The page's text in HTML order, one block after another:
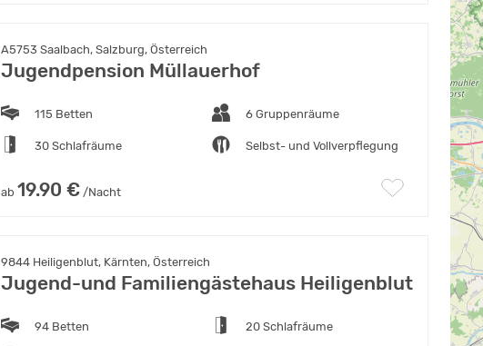
A5753 Saalbach, Salzburg, Österreich
Jugendpension Müllauerhof
115 Betten 6 Gruppenräume
30 Schlafräume Selbst- und Vollverpflegung
ab 19.90 € /Nacht
9844 Heiligenblut, Kärnten, Österreich
Jugend-und Familiengästehaus Heiligenblut
94 Betten 20 Schlafräume